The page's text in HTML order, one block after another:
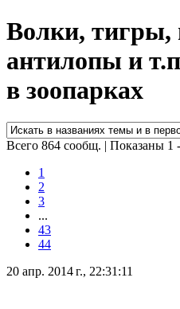
Волки, тигры,
антилопы и
в зоопарках
Всего 864 сообщ. | Показаны 1
1
2
3
...
43
44
20 апр. 2014 г., 22:31:11